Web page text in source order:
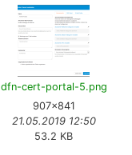
dfn-cert-portal-5.png
907×841
21.05.2019 12:50
53.2 KB